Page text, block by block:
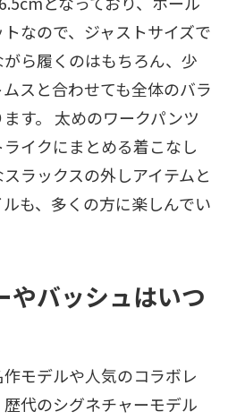
なので、ジャストサイズで
ら履くのはもちろん、少
スと合わせても全体のバラ
す。 太めのワークパンツ
イクにまとめる着こなし
ラックスの外しアイテムと
も、多くの方に楽しんでい
やバッシュはいつ
モデルや人気のコラボレ
代のシグネチャーモデル